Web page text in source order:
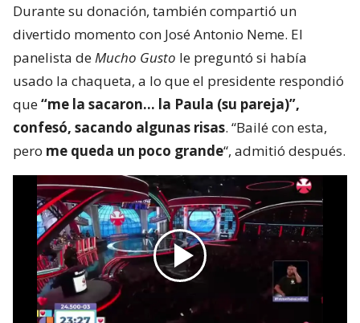
Durante su donación, también compartió un
divertido momento con José Antonio Neme. El
panelista de Mucho Gusto le preguntó si había
usado la chaqueta, a lo que el presidente respondió
que“me la sacaron… la Paula (su pareja)”,
confesó, sacando algunas risas. “Bailé con esta,
pero me queda un poco grande“, admitió después.